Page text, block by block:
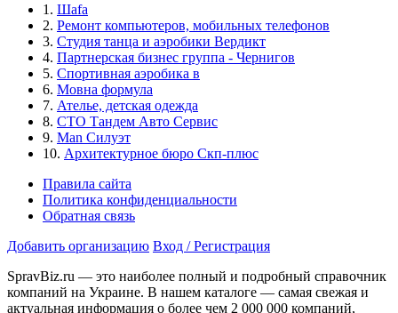
1. Шаfa
2. Ремонт компьютеров, мобильных телефонов
3. Студия танца и аэробики Вердикт
4. Партнерская бизнес группа - Чернигов
5. Спортивная аэробика в
6. Мовна формула
7. Ателье, детская одежда
8. СТО Тандем Авто Сервис
9. Man Силуэт
10. Архитектурное бюро Скп-плюс
Правила сайта
Политика конфиденциальности
Обратная связь
Добавить организацию Вход / Регистрация
SpravBiz.ru — это наиболее полный и подробный справочник
компаний на Украине. В нашем каталоге — самая свежая и
актуальная информация о более чем 2 000 000 компаний,